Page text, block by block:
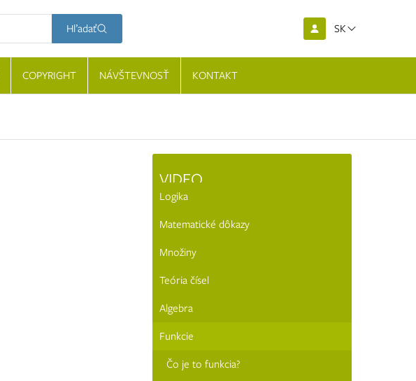
Hľadať SK
COPYRIGHT NÁVŠTEVNOSŤ KONTAKT
VIDEO
Logika
Matematické dôkazy
Množiny
Teória čísel
Algebra
Funkcie
Čo je to funkcia?